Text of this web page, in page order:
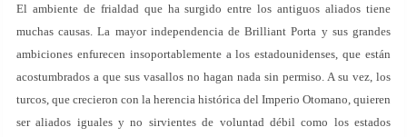
El ambiente de frialdad que ha surgido entre los antiguos aliados tiene
muchas causas. La mayor independencia de Brilliant Porta y sus grandes
ambiciones enfurecen insoportablemente a los estadounidenses, que están
acostumbrados a que sus vasallos no hagan nada sin permiso. A su vez, los
turcos, que crecieron con la herencia histórica del Imperio Otomano, quieren
ser aliados iguales y no sirvientes de voluntad débil como los estados